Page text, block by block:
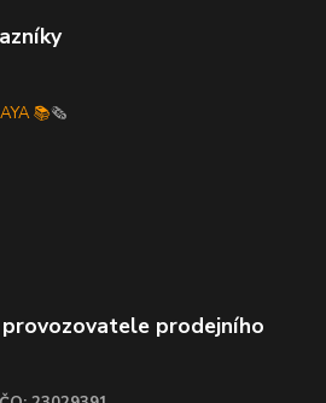
📚🗞️
prodejního